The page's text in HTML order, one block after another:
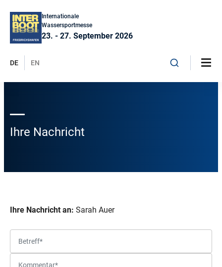
Internationale
Wassersportmesse
23. - 27. September 2026
DE EN
Ihre Nachricht
Ihre Nachricht an: Sarah Auer